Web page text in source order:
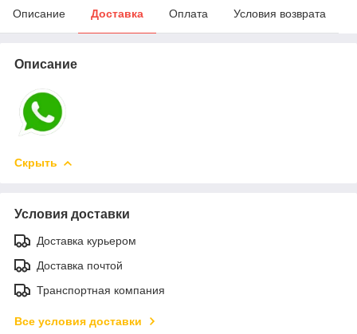
Описание Доставка Оплата Условия возврата
Описание
Скрыть
Условия доставки
Доставка курьером
Доставка почтой
Транспортная компания
Все условия доставки